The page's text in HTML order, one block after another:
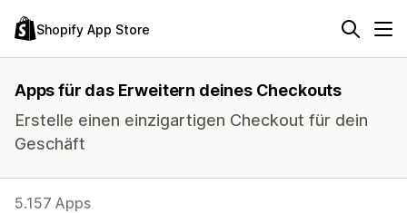
Shopify App Store
Apps für das Erweitern deines Checkouts
Erstelle einen einzigartigen Checkout für dein
Geschäft
5.157 Apps